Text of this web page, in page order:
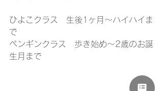
ひよこクラス　生後1ヶ月〜ハイハイま
で
ペンギンクラス　歩き始め〜2歳のお誕
生月まで